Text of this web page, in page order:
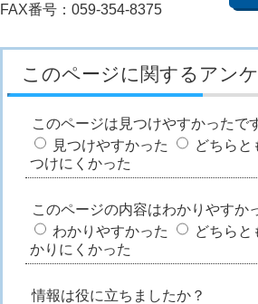
FAX番号：059-354-8375
このページに関するアン
このページは見つけやすかったで
見つけやすかった
どちらと
つけにくかった
このページの内容はわかりやすか
わかりやすかった
どちらと
かりにくかった
情報は役に立ちましたか？